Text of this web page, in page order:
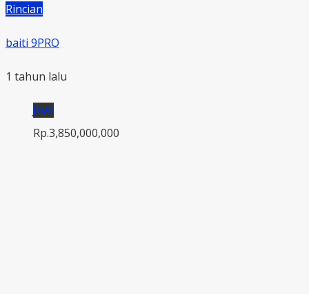
Rincian
baiti 9PRO
1 tahun lalu
Jual
Rp.3,850,000,000